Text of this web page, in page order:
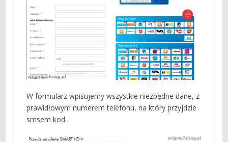
W formularz wpisujemy wszystkie niezbędne dane, z
prawidłowym numerem telefonu, na który przyjdzie
smsem kod.